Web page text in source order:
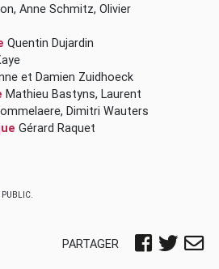
, Anne Schmitz, Olivier
Quentin Dujardin
et Damien Zuidhoeck
Mathieu Bastyns, Laurent
, Dimitri Wauters
Gérard Raquet
PUBLIC.
PARTAGER